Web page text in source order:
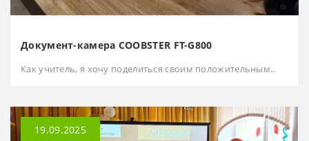
Документ-камера COOBSTER FT-G800
Как учитель, я хочу поделиться своим положительным..
19.09.2025